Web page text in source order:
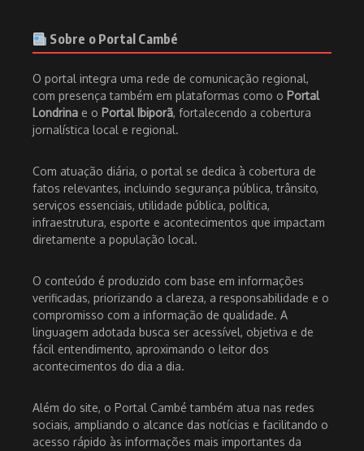
Sobre o Portal Cambé
O portal integra uma rede de comunicação regional,
com presença também em plataformas como o Portal
Londrina e o Portal Ibiporã, fortalecendo a cobertura
jornalística local e regional.
Com atuação diária, o portal se dedica à cobertura de
fatos relevantes, incluindo segurança pública, trânsito,
serviços essenciais, utilidade pública, política,
infraestrutura, esporte e acontecimentos que impactam
diretamente a população local.
O conteúdo é produzido com base em informações
verificadas, priorizando a clareza, a responsabilidade e o
compromisso com a informação de qualidade. A
linguagem adotada busca ser acessível, objetiva e de
fácil entendimento, aproximando o leitor dos
acontecimentos do dia a dia.
Além do site, o Portal Cambé também atua nas redes
sociais, ampliando o alcance das notícias e facilitando o
acesso rápido às informações mais importantes da